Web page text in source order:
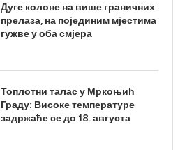
Дуге колоне на више граничних
прелаза, на појединим мјестима
гужве у оба смјера
Топлотни талас у Мркоњић
Граду: Високе температуре
задржаће се до 18. августа